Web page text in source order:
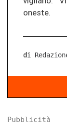
oneste.
di
Pubblicità